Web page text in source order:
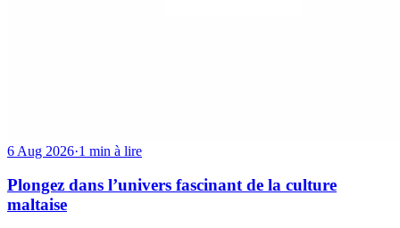
6 Aug 2026·1 min à lire
Plongez dans l’univers fascinant de la culture
maltaise